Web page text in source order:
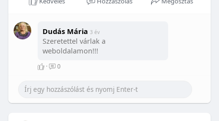
Dudás Mária 3 év
Szeretettel várlak a
weboldalamon!!!
· 0